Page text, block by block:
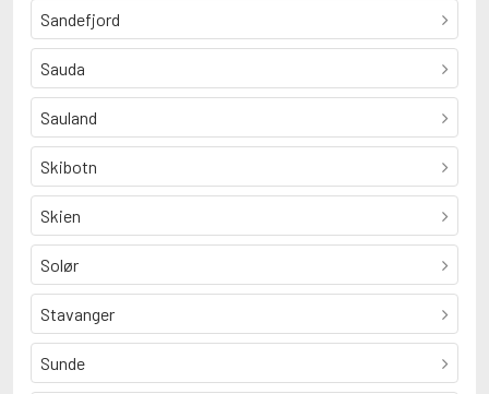
Sandefjord
Sauda
Sauland
Skibotn
Skien
Solør
Stavanger
Sunde